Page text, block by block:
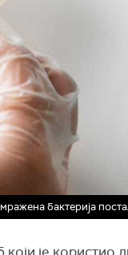
бактерија